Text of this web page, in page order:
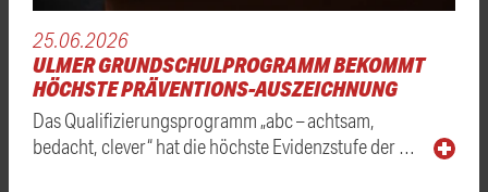
25.06.2026
ULMER GRUNDSCHULPROGRAMM BEKOMMT
HÖCHSTE PRÄVENTIONS-AUSZEICHNUNG
Das Qualifizierungsprogramm „abc – achtsam,
bedacht, clever“ hat die höchste Evidenzstufe der …